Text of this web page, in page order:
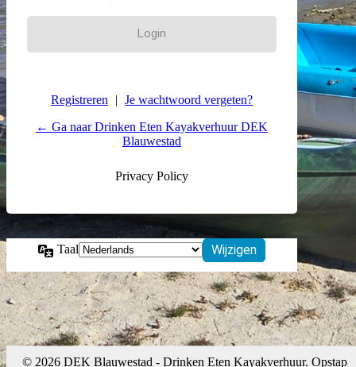
Registreren | Je wachtwoord vergeten?
← Ga naar Drinken Eten Kayakverhuur DEK
Blauwestad
Privacy Policy
Taal
© 2026 DEK Blauwestad - Drinken Eten Kayakverhuur. Opstap